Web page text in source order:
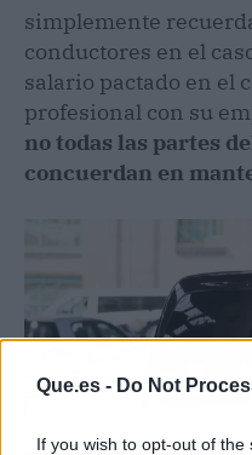
Que.es - Do Not
If you wish to opt-out of
simplemente
conductores en el
salario pactado en el
profesional con su
no todas las partes
concuerdan en